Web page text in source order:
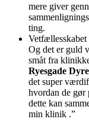
mere giver
ting.
Vetfællesskabet
Og det er guld
småt fra
Ryesgade
det super
hvordan de gør
dette kan
min klinik .”